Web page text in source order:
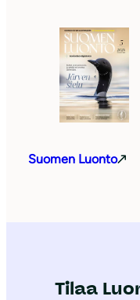
Suomen Luonto
Tilaa